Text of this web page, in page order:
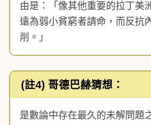
由是：「像其他重要的拉丁美
遠為弱小貧窮者請命，而反抗
削。」
(註4) 哥德巴赫猜想：
是數論中存在最久的未解問題